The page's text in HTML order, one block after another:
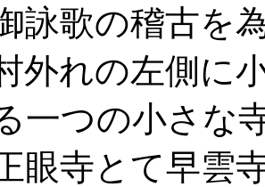
詠歌の稽古を
れの左側に
一つの小さ
眼寺とて早雲